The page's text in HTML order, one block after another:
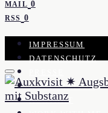
MAIL 0
RSS 0
IMPRESSUM
DATENSCHUTZ
KOOPERATION
KONTAKT